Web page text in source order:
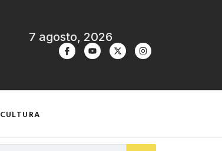
7 agosto, 2026
CULTURA